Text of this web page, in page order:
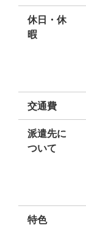
休日・休
暇
交通費
派遣先に
ついて
特色